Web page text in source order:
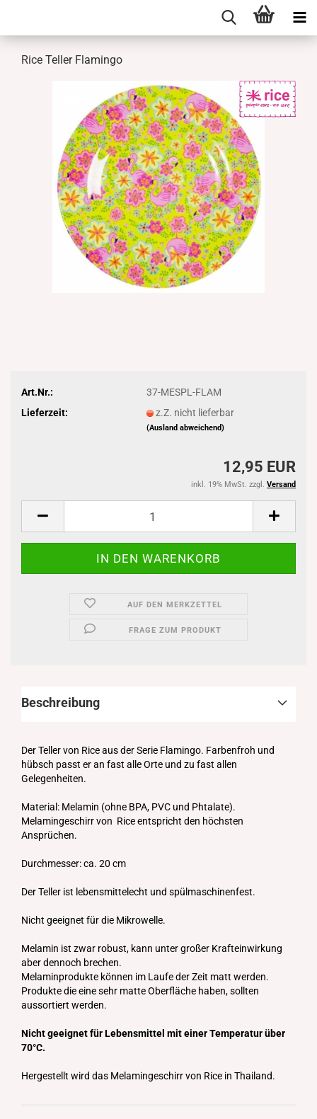
Rice Teller Flamingo
Art.Nr.:
37-MESPL-FLAM
Lieferzeit:
z.Z. nicht lieferbar
(Ausland abweichend)
12,95 EUR
inkl. 19% MwSt. zzgl. Versand
AUF DEN MERKZETTEL
FRAGE ZUM PRODUKT
Beschreibung
Der Teller von Rice aus der Serie Flamingo. Farbenfroh und
hübsch passt er an fast alle Orte und zu fast allen
Gelegenheiten.
Material: Melamin (ohne BPA, PVC und Phtalate).
Melamingeschirr von Rice entspricht den höchsten
Ansprüchen.
Durchmesser: ca. 20 cm
Der Teller ist lebensmittelecht und spülmaschinenfest.
Nicht geeignet für die Mikrowelle.
Melamin ist zwar robust, kann unter großer Krafteinwirkung
aber dennoch brechen.
Melaminprodukte können im Laufe der Zeit matt werden.
Produkte die eine sehr matte Oberfläche haben, sollten
aussortiert werden.
Nicht geeignet für Lebensmittel mit einer Temperatur über
70°C.
Hergestellt wird das Melamingeschirr von Rice in Thailand.